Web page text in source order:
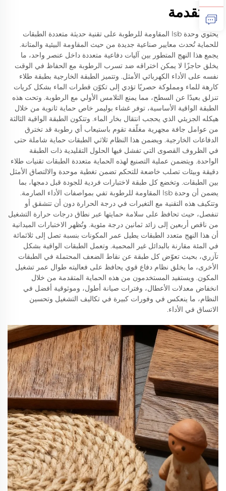
المتقدمة
يحتوي وحدة lsb المقاومة للرطوبة على تقنية حديثة متعددة الطبقات
للحماية تُحدث معايير صناعية جديدة من حيث المقاومة البيئية والمتانة.
يجمع هذا النهج المتطور بين آليات دفاعية متعددة داخل عنصر واحد، ما
يخلق حاجزًا لا يمكن اختراقه ضد تسرب الرطوبة مع الحفاظ في الوقت
نفسه على الأداء الكهربائي الأمثل. وتتميز الطبقة الخارجية بطبقة طلاء
كارهة للماء ومملوكة حصريًا تؤدي إلى تكوّن قطرات الماء بشكل كريات
تنزلق بعيدًا عن السطح، مما يمنع التلامس الأولي مع الرطوبة. وتحت هذه
الطبقة الواقية الأساسية، توفر غشاء بوليمر خاص حماية ثانوية من خلال
هيكله الجزيئي الذي يحجب انتقال بخار الماء. وتتكون الطبقة الواقية الثالثة
من عوامل جافة مجهرية مغلّفة تقوم باستيعاب أي رطوبة قد تخترق
الدفاعات الخارجية. ويضمن هذا النظام ثلاثي الطبقات حماية شاملة حتى
في الظروف القصوى التي تفشل فيها الحلول التقليدية ذات الطبقة
الواحدة. ويتضمن عملية التصنيع لهذه الحماية متعددة الطبقات تقنيات طلاء
دقيقة وبيئات تصلب خاضعة للتحكم تضمن تغطية موحدة والالتصاق الأمثل
بين الطبقات. وتخضع كل طبقة لاختبارات فردية للجودة قبل دمجها، بما
يضمن أن وحدة lsb المقاومة للرطوبة تفي بمواصفات الأداء الصارمة.
وتتكيف هذه التقنية مع التغيرات في درجة الحرارة دون أن تتشقق أو
تنفصل، حيث تحافظ على سلامة حمايتها عبر نطاق درجات حرارة التشغيل
من ناقص أربعين إلى زائد ثمانين درجة مئوية. وتُظهر الاختبارات الميدانية
أن هذا النهج متعدد الطبقات يطيل عمر المكونات بنسبة تصل إلى ثلاثمائة
في المئة مقارنة بالبدائل غير المحمية. وتعمل الطبقات الواقية بشكل
تآزري، بحيث تعوّض كل طبقة عن نقاط الضعف المحتملة في الطبقات
الأخرى، ما يخلق نظام دفاع قوي يحافظ على فعاليته طوال عمر تشغيل
المكون. ويستفيد المستخدمون من هذه الحماية المتقدمة من خلال
انخفاض معدلات الأعطال، وفترات صيانة أطول، وموثوقية أفضل في
النظام، ما ينعكس في وفورات كبيرة في تكاليف التشغيل وتحسين
الاتساق في الأداء.